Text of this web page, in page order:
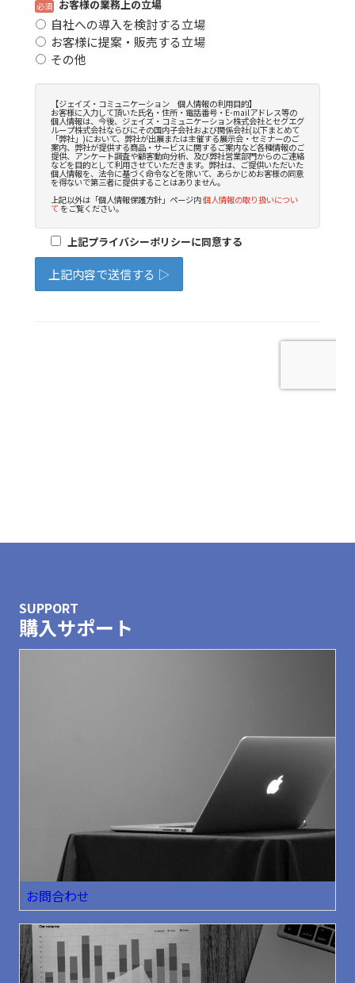
SUPPORT
購入サポート
お問合わせ